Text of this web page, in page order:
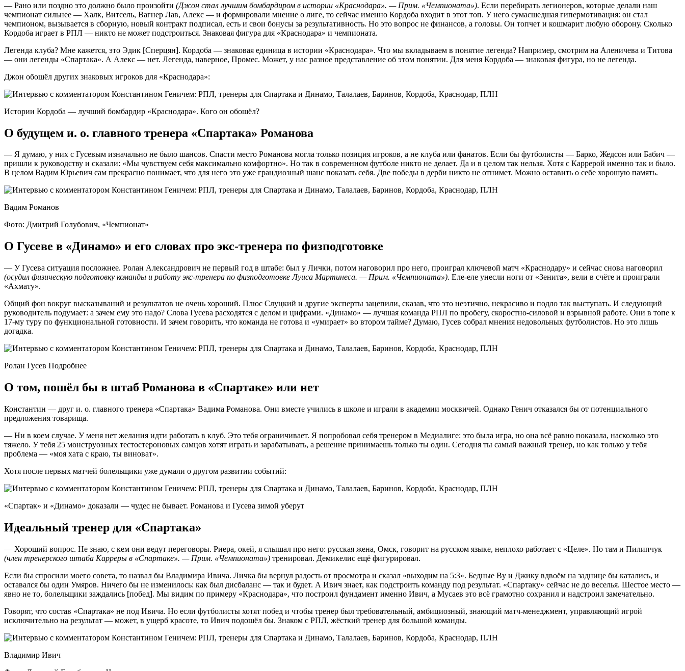
— Рано или поздно это должно было произойти (Джон стал лучшим бомбардиром в истории «Краснодара». — Прим. «Чемпионата»). Если перебирать легионеров, которые делали наш
чемпионат сильнее — Халк, Витсель, Вагнер Лав, Алекс — и формировали мнение о лиге, то сейчас именно Кордоба входит в этот топ. У него сумасшедшая гипермотивация: он стал
чемпионом, вызывается в сборную, новый контракт подписал, есть и свои бонусы за результативность. Но это вопрос не финансов, а головы. Он топчет и кошмарит любую оборону. Сколько
Кордоба играет в РПЛ — никто не может подстроиться. Знаковая фигура для «Краснодара» и чемпионата.
Легенда клуба? Мне кажется, это Эдик [Сперцян]. Кордоба — знаковая единица в истории «Краснодара». Что мы вкладываем в понятие легенда? Например, смотрим на Аленичева и Титова
— они легенды «Спартака». А Алекс — нет. Легенда, наверное, Промес. Может, у нас разное представление об этом понятии. Для меня Кордоба — знаковая фигура, но не легенда.
Джон обошёл других знаковых игроков для «Краснодара»:
Истории Кордоба — лучший бомбардир «Краснодара». Кого он обошёл?
О будущем и. о. главного тренера «Спартака» Романова
— Я думаю, у них с Гусевым изначально не было шансов. Спасти место Романова могла только позиция игроков, а не клуба или фанатов. Если бы футболисты — Барко, Жедсон или Бабич —
пришли к руководству и сказали: «Мы чувствуем себя максимально комфортно». Но так в современном футболе никто не делает. Да и в целом так нельзя. Хотя с Каррерой именно так и было.
В целом Вадим Юрьевич сам прекрасно понимает, что для него это уже грандиозный шанс показать себя. Две победы в дерби никто не отнимет. Можно оставить о себе хорошую память.
Вадим Романов
Фото: Дмитрий Голубович, «Чемпионат»
О Гусеве в «Динамо» и его словах про экс-тренера по физподготовке
— У Гусева ситуация посложнее. Ролан Александрович не первый год в штабе: был у Лички, потом наговорил про него, проиграл ключевой матч «Краснодару» и сейчас снова наговорил
(осудил физическую подготовку команды и работу экс-тренера по физподготовке Луиса Мартинеса. — Прим. «Чемпионата»). Еле-еле унесли ноги от «Зенита», вели в счёте и проиграли
«Ахмату».
Общий фон вокруг высказываний и результатов не очень хороший. Плюс Слуцкий и другие эксперты зацепили, сказав, что это неэтично, некрасиво и подло так выступать. И следующий
руководитель подумает: а зачем ему это надо? Слова Гусева расходятся с делом и цифрами. «Динамо» — лучшая команда РПЛ по пробегу, скоростно-силовой и взрывной работе. Они в топе к
17-му туру по функциональной готовности. И зачем говорить, что команда не готова и «умирает» во втором тайме? Думаю, Гусев собрал мнения недовольных футболистов. Но это лишь
догадка.
Ролан Гусев Подробнее
О том, пошёл бы в штаб Романова в «Спартаке» или нет
Константин — друг и. о. главного тренера «Спартака» Вадима Романова. Они вместе учились в школе и играли в академии москвичей. Однако Генич отказался бы от потенциального
предложения товарища.
— Ни в коем случае. У меня нет желания идти работать в клуб. Это тебя ограничивает. Я попробовал себя тренером в Медиалиге: это была игра, но она всё равно показала, насколько это
тяжело. У тебя 25 монструозных тестостероновых самцов хотят играть и зарабатывать, а решение принимаешь только ты один. Сегодня ты самый важный тренер, но как только у тебя
проблема — «моя хата с краю, ты виноват».
Хотя после первых матчей болельщики уже думали о другом развитии событий:
«Спартак» и «Динамо» доказали — чудес не бывает. Романова и Гусева зимой уберут
Идеальный тренер для «Спартака»
— Хороший вопрос. Не знаю, с кем они ведут переговоры. Риера, окей, я слышал про него: русская жена, Омск, говорит на русском языке, неплохо работает с «Целе». Но там и Пилипчук
(член тренерского штаба Карреры в «Спартаке». — Прим. «Чемпионата») тренировал. Демикелис ещё фигурировал.
Если бы спросили моего совета, то назвал бы Владимира Ивича. Личка бы вернул радость от просмотра и сказал «выходим на 5:3». Бедные Ву и Джику вдвоём на заднице бы катались, и
оставался бы один Умяров. Ничего бы не изменилось: как был дисбаланс — так и будет. А Ивич знает, как подстроить команду под результат. «Спартаку» сейчас не до веселья. Шестое место —
явно не то, болельщики заждались [побед]. Мы видим по примеру «Краснодара», что построил фундамент именно Ивич, а Мусаев это всё грамотно сохранил и надстроил замечательно.
Говорят, что состав «Спартака» не под Ивича. Но если футболисты хотят побед и чтобы тренер был требовательный, амбициозный, знающий матч-менеджмент, управляющий игрой
исключительно на результат — может, в ущерб красоте, то Ивич подошёл бы. Знаком с РПЛ, жёсткий тренер для большой команды.
Владимир Ивич